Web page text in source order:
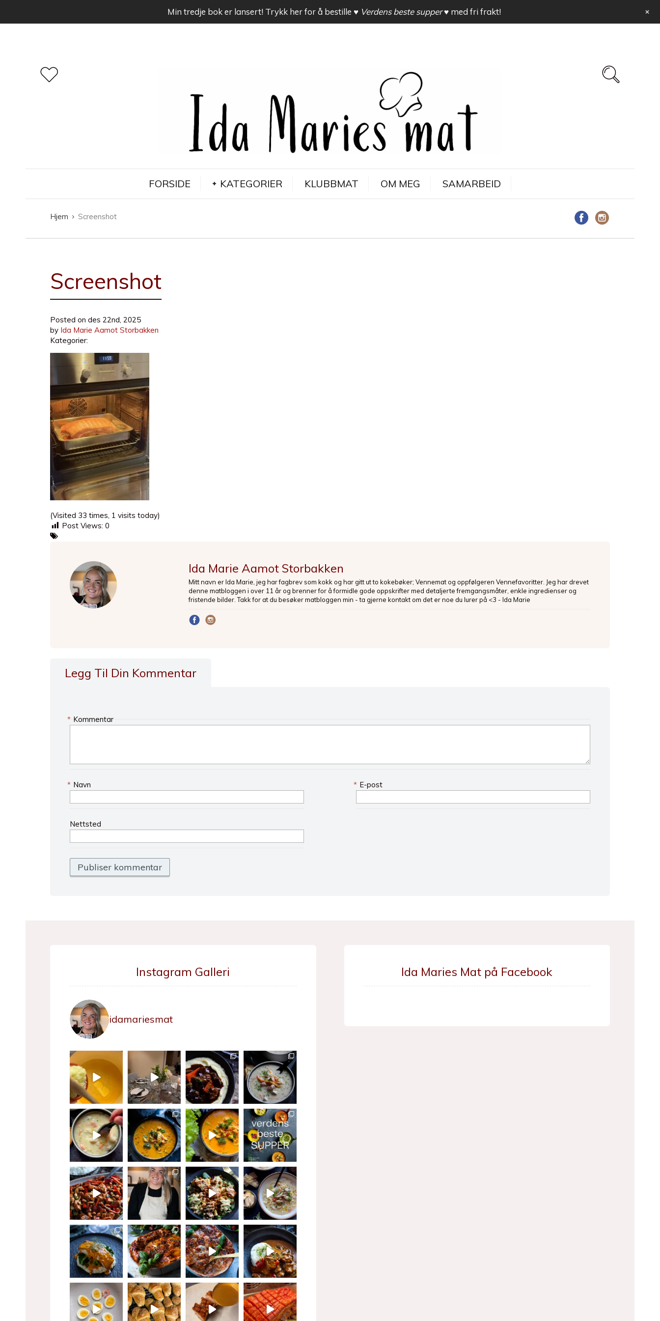
FORSIDE KATEGORIER KLUBBMAT OM MEG SAMARBEID
Hjem Screenshot
Screenshot
Posted on des 22nd, 2025
by Ida Marie Aamot Storbakken
Kategorier:
(Visited 33 times, 1 visits today)
Post Views: 0
Ida Marie Aamot Storbakken
Mitt navn er Ida Marie, jeg har fagbrev som kokk og har gitt ut to kokebøker; Vennemat og oppfølgeren Vennefavoritter. Jeg har drevet
denne matbloggen i over 11 år og brenner for å formidle gode oppskrifter med detaljerte fremgangsmåter, enkle ingredienser og
fristende bilder. Takk for at du besøker matbloggen min - ta gjerne kontakt om det er noe du lurer på <3 - Ida Marie
Legg Til Din Kommentar
Kommentar
*
Navn
* E-post
*
Nettsted
Instagram Galleri
idamariesmat
Ida Maries Mat på Facebook
Min tredje bok er lansert! Trykk her for å bestille ♥ Verdens beste supper ♥ med fri frakt! +